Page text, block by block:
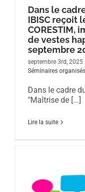
Dans le
IBISC reçoit
CORESTIM,
de vestes
septembre
septembre 3rd, 2025
Séminaires
Dans le cadre
"Maîtrise de [...]
Lire la suite